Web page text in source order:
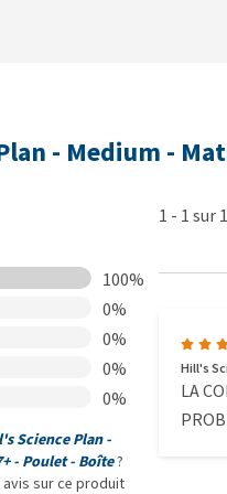
? Mélangez
de l’ancienne sur
à disposition. Les
visite. Conservez
orge, maïs, cellulose,
éléments et bêta-
- Medium -
100%
0%
0%
0%
0%
Science Plan -
- Poulet - Boîte?
sur ce produit
1 - 1sur1
Hill's
LA